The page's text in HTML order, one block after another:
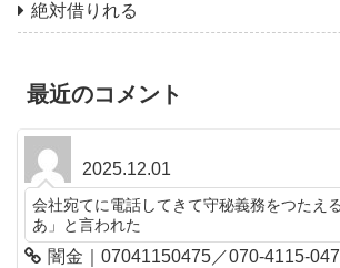
絶対借りれる
最近のコメント
2025.12.01
会社宛てに電話してきて守秘義務をつたえ
あ」と言われた
闇金｜07041150475／070-4115-